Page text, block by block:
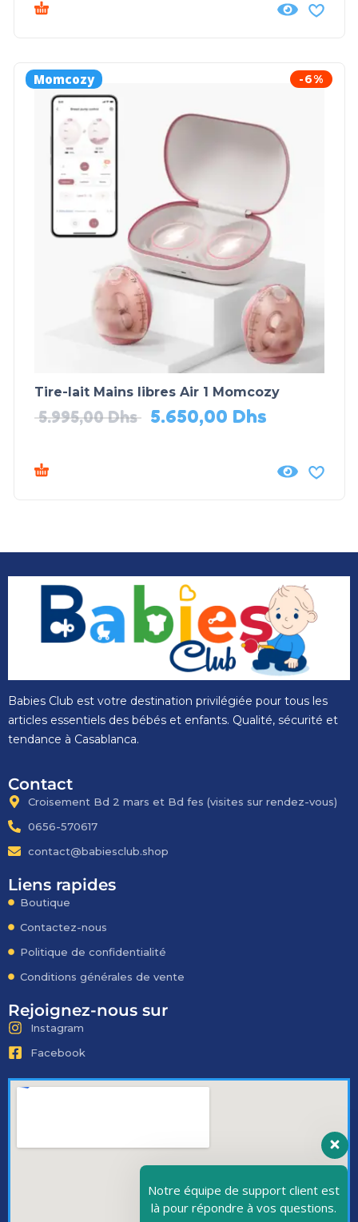
Momcozy -6%
Tire-lait Mains libres Air 1 Momcozy
5.995,00Dhs 5.650,00 Dhs
Babies Club est votre destination privilégiée pour tous les
articles essentiels des bébés et enfants. Qualité, sécurité et
tendance à Casablanca.
Contact
Croisement Bd 2 mars et Bd fes​ (visites sur rendez-vous)
0656-570617
contact@babiesclub.shop
Liens rapides
Boutique
Contactez-nous
Politique de confidentialité
Conditions générales de vente
Rejoignez-nous sur
Instagram
Facebook
Notre équipe de support client est
là pour répondre à vos questions.